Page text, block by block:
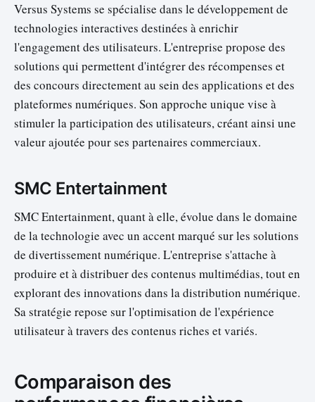
Versus Systems se spécialise dans le développement de
technologies interactives destinées à enrichir
l'engagement des utilisateurs. L'entreprise propose des
solutions qui permettent d'intégrer des récompenses et
des concours directement au sein des applications et des
plateformes numériques. Son approche unique vise à
stimuler la participation des utilisateurs, créant ainsi une
valeur ajoutée pour ses partenaires commerciaux.
SMC Entertainment
SMC Entertainment, quant à elle, évolue dans le domaine
de la technologie avec un accent marqué sur les solutions
de divertissement numérique. L'entreprise s'attache à
produire et à distribuer des contenus multimédias, tout en
explorant des innovations dans la distribution numérique.
Sa stratégie repose sur l'optimisation de l'expérience
utilisateur à travers des contenus riches et variés.
Comparaison des